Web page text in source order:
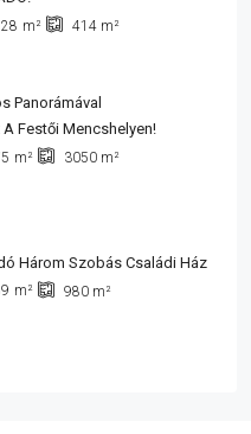
m² 414 m²
Panorámával
Festői Mencshelyen!
m² 3050 m²
Három Szobás Családi Ház
m² 980 m²